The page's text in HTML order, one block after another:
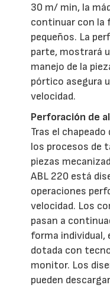
30 m/ min, la
continuar con la
pequeños. La
parte, mostrará
manejo de la
pórtico asegura
velocidad.
Perforación de
Tras el
los procesos de
piezas
ABL 220 está
operaciones
velocidad. Los
pasan a
forma individual,
dotada con
monitor. Los
pueden